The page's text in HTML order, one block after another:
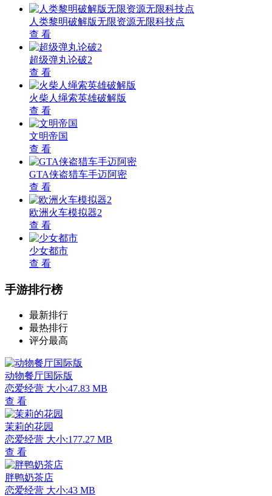
人类黎明破解版无限资源无限科技点
查 看
超级弹丸论破2
查 看
火柴人绳索英雄破解版
查 看
文明帝国
查 看
GTA侠盗猎车手迈阿密
查 看
欧洲火车模拟器2
查 看
少女都市
查 看
手游排行榜
最新排行
最热排行
评分最高
动物餐厅国际版
恋爱经营 大小:47.83 MB
查 看
茉莉的花园
恋爱经营 大小:177.27 MB
查 看
胖鸭奶茶店
恋爱经营 大小:43 MB